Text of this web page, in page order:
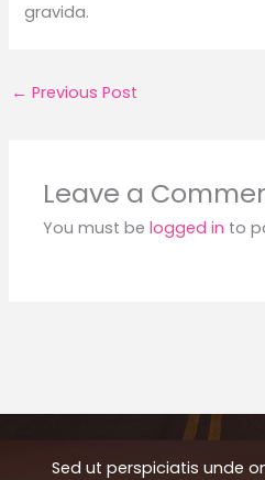
gravida.
← Previous Post
Leave a
You must belogged in to
Sed ut perspiciatis unde